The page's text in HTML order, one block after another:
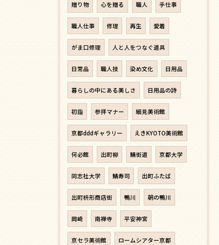
贈り物 心を贈る 職人 手仕事
職人仕事 修理 再生 愛着
がま口修理 人と人をつなぐ道具
日常品 職人技 染め文化 日用品
暮らしの中にある美しさ 日用品の詩
初詣 参拝マナー 細見美術館
京都dddギャラリー えきKYOTO美術館
何必館 出町柳 鯖街道 京都大学
同志社大学 鯖寿司 出町ふたば
出町枡形商店街 鴨川 朝の鴨川
岡崎 南禅寺 平安神宮
京セラ美術館 ロームシアター京都